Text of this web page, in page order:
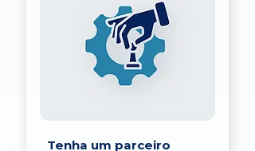
Tenha um parceiro